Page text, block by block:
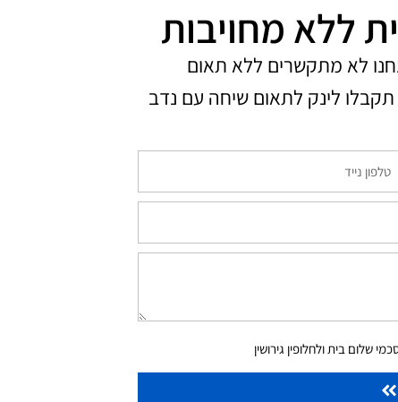
ללא מחויבות
לא מתקשרים ללא תאום
לינק לתאום שיחה עם נדב
שלום בית ולחלופין גירושין